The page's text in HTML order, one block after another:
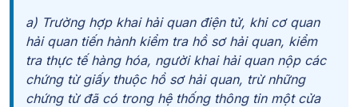
a) Trường hợp khai hải quan điện tử, khi cơ quan
hải quan tiến hành kiểm tra hồ sơ hải quan, kiểm
tra thực tế hàng hóa, người khai hải quan nộp các
chứng từ giấy thuộc hồ sơ hải quan, trừ những
chứng từ đã có trong hệ thống thông tin một cửa